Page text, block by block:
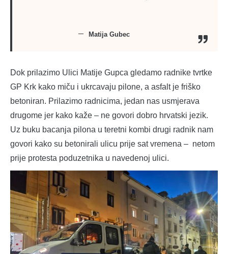
Matija Gubec
Dok prilazimo Ulici Matije Gupca gledamo radnike tvrtke
GP Krk kako miču i ukrcavaju pilone, a asfalt je friško
betoniran. Prilazimo radnicima, jedan nas usmjerava
drugome jer kako kaže – ne govori dobro hrvatski jezik.
Uz buku bacanja pilona u teretni kombi drugi radnik nam
govori kako su betonirali ulicu prije sat vremena – netom
prije protesta poduzetnika u navedenoj ulici.